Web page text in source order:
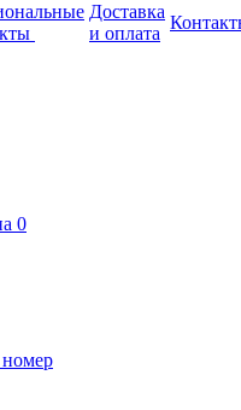
Доставка
и оплата
0